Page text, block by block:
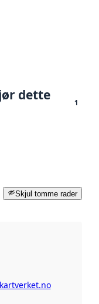
dette
1
Skjul tomme rader